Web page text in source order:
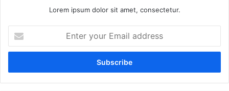
Lorem ipsum dolor sit amet, consectetur.
your
Email